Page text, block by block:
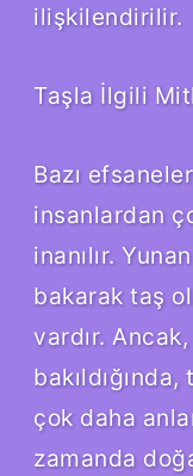
ilişkilendirilir.
Taşla İlgili
Bazı
insanlardan
inanılır.
bakarak taş
vardır.
çok daha
zamanda